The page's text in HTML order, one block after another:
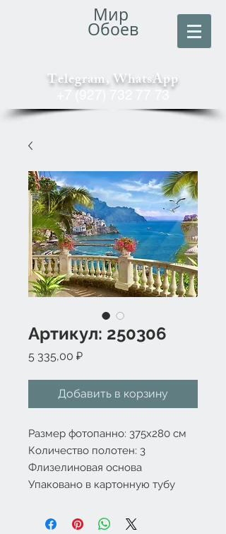
Мир
Обоев
Telegram, WhatsApp
+7 (927) 732 77 73
Артикул: 250306
5 335,00 ₽Цена
Добавить в корзину
Размер фотопанно: 375х280 см
Количество полотен: 3
Флизелиновая основа
Упаковано в картонную тубу